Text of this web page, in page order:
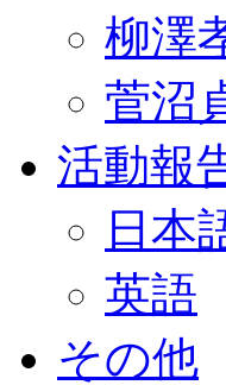
柳澤
菅沼
活動報
日本
英語
その他